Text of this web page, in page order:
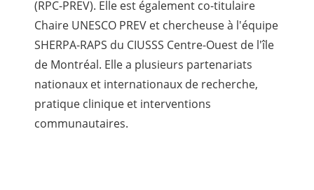
(RPC-PREV). Elle est également co-titulaire
Chaire UNESCO PREV et chercheuse à l'équipe
SHERPA-RAPS du CIUSSS Centre-Ouest de l'île
de Montréal. Elle a plusieurs partenariats
nationaux et internationaux de recherche,
pratique clinique et interventions
communautaires.